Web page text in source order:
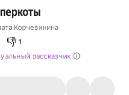
Корчевинина
👎 1
рассказчик